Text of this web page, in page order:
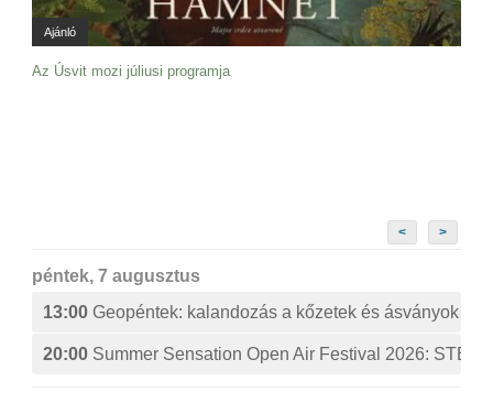
Ajánló
Az Úsvit mozi júliusi programja
< >
péntek, 7 augusztus
13:00 Geopéntek: kalandozás a kőzetek és ásványok
20:00 Summer Sensation Open Air Festival 2026: